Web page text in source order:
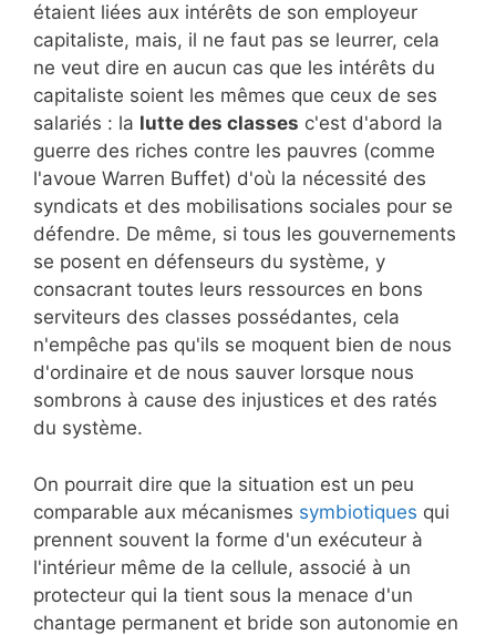
étaient liées aux intérêts de son employeur
capitaliste, mais, il ne faut pas se leurrer, cela
ne veut dire en aucun cas que les intérêts du
capitaliste soient les mêmes que ceux de ses
salariés : la lutte des classes c'est d'abord la
guerre des riches contre les pauvres (comme
l'avoue Warren Buffet) d'où la nécessité des
syndicats et des mobilisations sociales pour se
défendre. De même, si tous les gouvernements
se posent en défenseurs du système, y
consacrant toutes leurs ressources en bons
serviteurs des classes possédantes, cela
n'empêche pas qu'ils se moquent bien de nous
d'ordinaire et de nous sauver lorsque nous
sombrons à cause des injustices et des ratés
du système.
On pourrait dire que la situation est un peu
comparable aux mécanismes symbiotiques qui
prennent souvent la forme d'un exécuteur à
l'intérieur même de la cellule, associé à un
protecteur qui la tient sous la menace d'un
chantage permanent et bride son autonomie en